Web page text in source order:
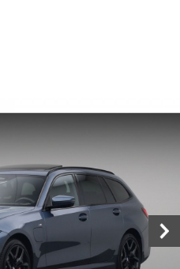
Delen Contact dealer
€ 48.880,-
€ 522,95